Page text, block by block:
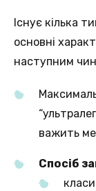
Існує кілька
основні
наступним
важить
Спосіб